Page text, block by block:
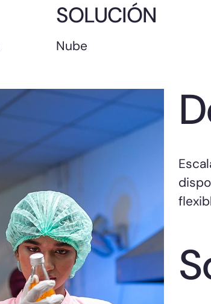
SOLUCIÓN
Nube